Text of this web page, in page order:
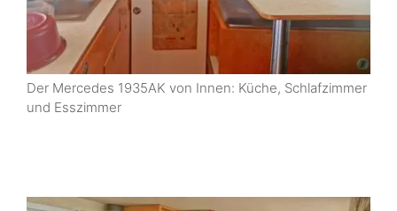
Der Mercedes 1935AK von Innen: Küche, Schlafzimmer
und Esszimmer